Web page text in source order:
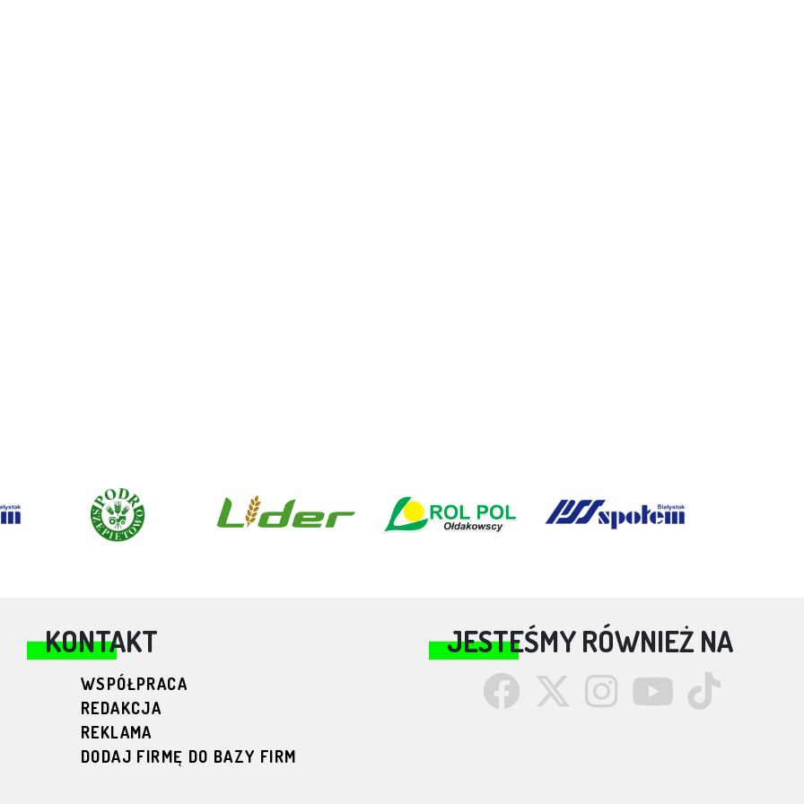
KONTAKT
WSPÓŁPRACA
REDAKCJA
REKLAMA
DODAJ FIRMĘ DO BAZY FIRM
JESTEŚMY RÓWNIEŻ NA